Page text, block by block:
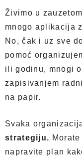
Živimo u
mnogo aplikacija
No, čak i uz sve
pomoć
ili godinu, mnogi
zapisivanjem
na papir.
Svaka
strategiju.
napravite plan